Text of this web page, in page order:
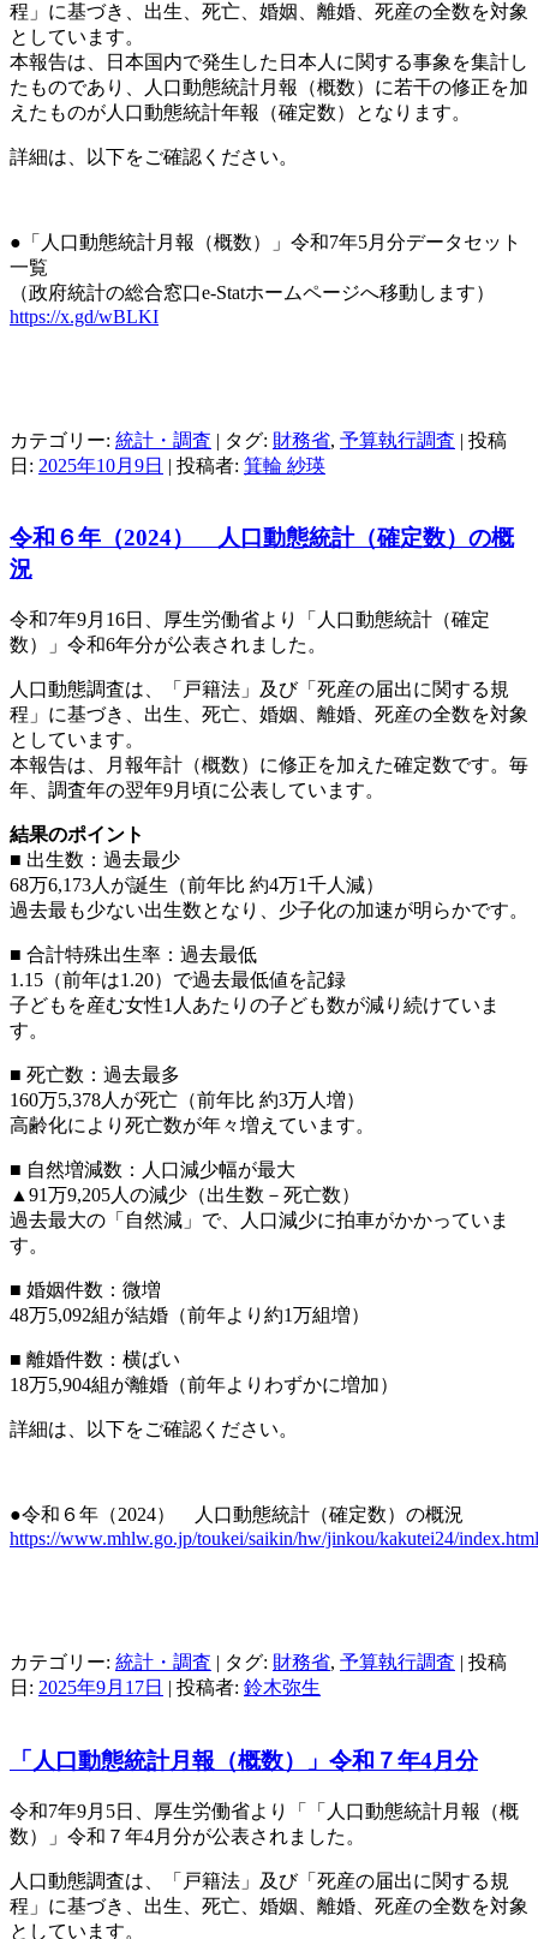
程」に基づき、出生、死亡、婚姻、離婚、死産の全数を対象
としています。
本報告は、日本国内で発生した日本人に関する事象を集計し
たものであり、人口動態統計月報（概数）に若干の修正を加
えたものが人口動態統計年報（確定数）となります。
詳細は、以下をご確認ください。
●「人口動態統計月報（概数）」令和7年5月分データセット
一覧
（政府統計の総合窓口e-Statホームページへ移動します）
https://x.gd/wBLKI
カテゴリー: 統計・調査 | タグ: 財務省, 予算執行調査 | 投稿
日: 2025年10月9日 | 投稿者: 箕輪 紗瑛
令和６年（2024） 人口動態統計（確定数）の概
況
令和7年9月16日、厚生労働省より「人口動態統計（確定
数）」令和6年分が公表されました。
人口動態調査は、「戸籍法」及び「死産の届出に関する規
程」に基づき、出生、死亡、婚姻、離婚、死産の全数を対象
としています。
本報告は、月報年計（概数）に修正を加えた確定数です。毎
年、調査年の翌年9月頃に公表しています。
結果のポイント
■ 出生数：過去最少
68万6,173人が誕生（前年比 約4万1千人減）
過去最も少ない出生数となり、少子化の加速が明らかです。
■ 合計特殊出生率：過去最低
1.15（前年は1.20）で過去最低値を記録
子どもを産む女性1人あたりの子ども数が減り続けていま
す。
■ 死亡数：過去最多
160万5,378人が死亡（前年比 約3万人増）
高齢化により死亡数が年々増えています。
■ 自然増減数：人口減少幅が最大
▲91万9,205人の減少（出生数－死亡数）
過去最大の「自然減」で、人口減少に拍車がかかっていま
す。
■ 婚姻件数：微増
48万5,092組が結婚（前年より約1万組増）
■ 離婚件数：横ばい
18万5,904組が離婚（前年よりわずかに増加）
詳細は、以下をご確認ください。
●令和６年（2024） 人口動態統計（確定数）の概況
https://www.mhlw.go.jp/toukei/saikin/hw/jinkou/kakutei24/index.html
カテゴリー: 統計・調査 | タグ: 財務省, 予算執行調査 | 投稿
日: 2025年9月17日 | 投稿者: 鈴木弥生
「人口動態統計月報（概数）」令和７年4月分
令和7年9月5日、厚生労働省より「「人口動態統計月報（概
数）」令和７年4月分が公表されました。
人口動態調査は、「戸籍法」及び「死産の届出に関する規
程」に基づき、出生、死亡、婚姻、離婚、死産の全数を対象
としています。